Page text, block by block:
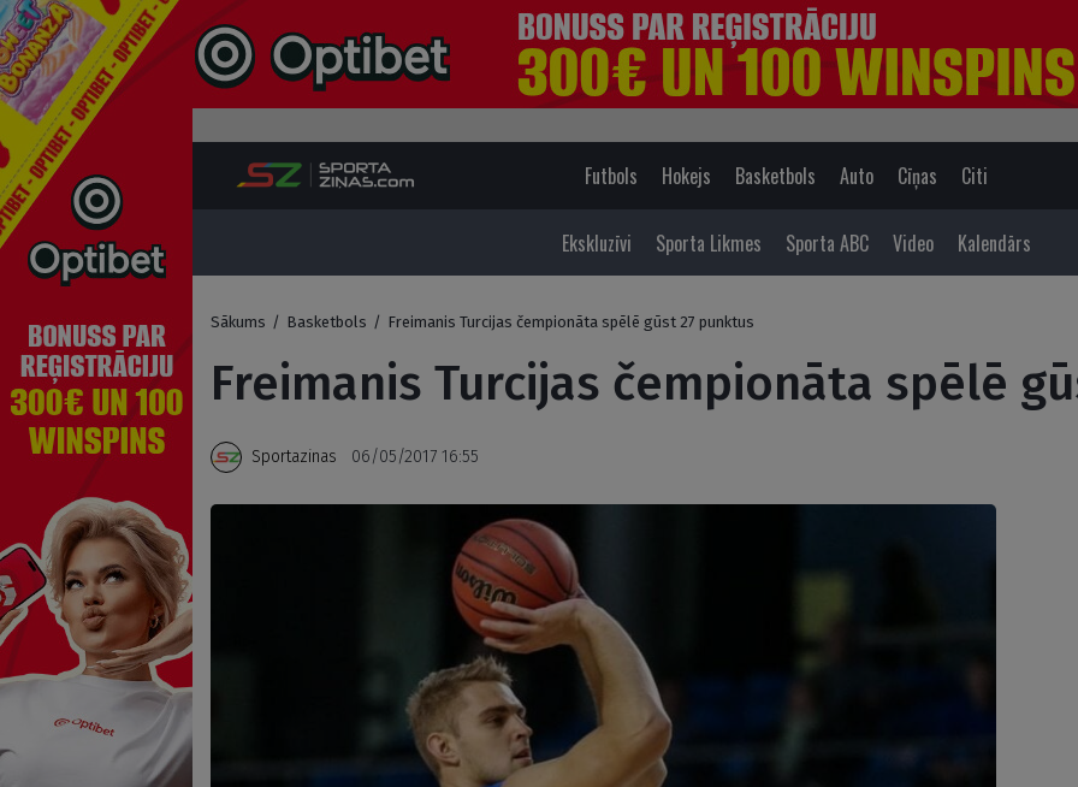
Futbols Hokejs Basketbols Auto Cīņas Citi
Ekskluzīvi Sporta Likmes Sporta ABC Video Kalendārs
Sākums / Basketbols / Freimanis Turcijas čempionāta spēlē gūst 27 punktus
Freimanis Turcijas čempionāta spēlē
Sportazinas 06/05/2017 16:55